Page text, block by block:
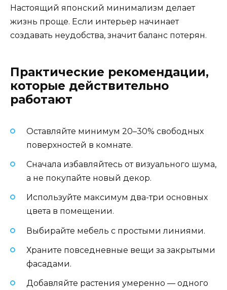
Настоящий японский минимализм делает
жизнь проще. Если интерьер начинает
создавать неудобства, значит баланс потерян.
Практические рекомендации,
которые действительно
работают
Оставляйте минимум 20–30% свободных
поверхностей в комнате.
Сначала избавляйтесь от визуального шума,
а не покупайте новый декор.
Используйте максимум два-три основных
цвета в помещении.
Выбирайте мебель с простыми линиями.
Храните повседневные вещи за закрытыми
фасадами.
Добавляйте растения умеренно — одного